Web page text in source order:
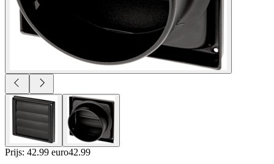
Prijs: 42.99 euro42.99